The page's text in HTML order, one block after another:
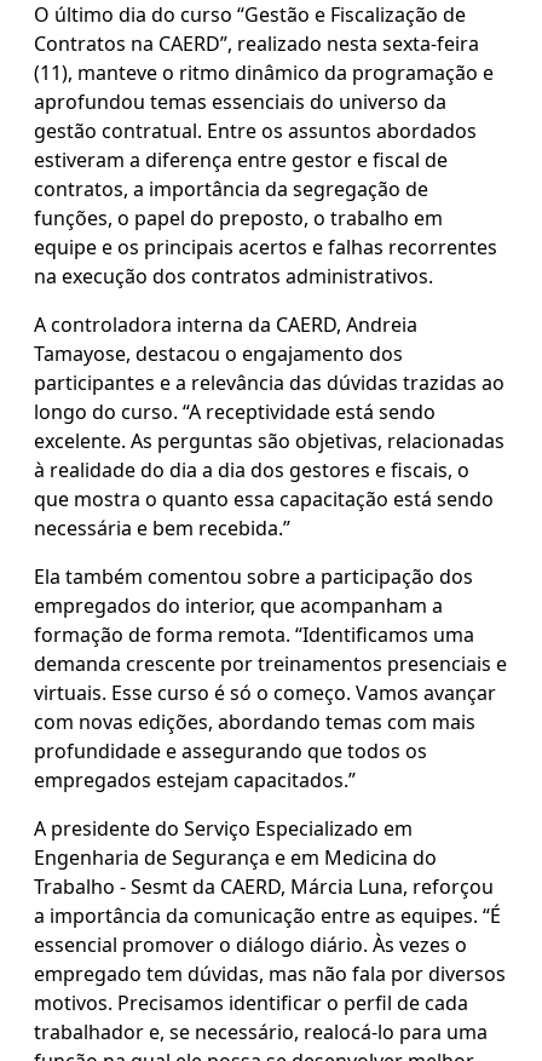
O último dia do curso “Gestão e Fiscalização de
Contratos na CAERD”, realizado nesta sexta-feira
(11), manteve o ritmo dinâmico da programação e
aprofundou temas essenciais do universo da
gestão contratual. Entre os assuntos abordados
estiveram a diferença entre gestor e fiscal de
contratos, a importância da segregação de
funções, o papel do preposto, o trabalho em
equipe e os principais acertos e falhas recorrentes
na execução dos contratos administrativos.
A controladora interna da CAERD, Andreia
Tamayose, destacou o engajamento dos
participantes e a relevância das dúvidas trazidas ao
longo do curso. “A receptividade está sendo
excelente. As perguntas são objetivas, relacionadas
à realidade do dia a dia dos gestores e fiscais, o
que mostra o quanto essa capacitação está sendo
necessária e bem recebida.”
Ela também comentou sobre a participação dos
empregados do interior, que acompanham a
formação de forma remota. “Identificamos uma
demanda crescente por treinamentos presenciais e
virtuais. Esse curso é só o começo. Vamos avançar
com novas edições, abordando temas com mais
profundidade e assegurando que todos os
empregados estejam capacitados.”
A presidente do Serviço Especializado em
Engenharia de Segurança e em Medicina do
Trabalho - Sesmt da CAERD, Márcia Luna, reforçou
a importância da comunicação entre as equipes. “É
essencial promover o diálogo diário. Às vezes o
empregado tem dúvidas, mas não fala por diversos
motivos. Precisamos identificar o perfil de cada
trabalhador e, se necessário, realocá-lo para uma